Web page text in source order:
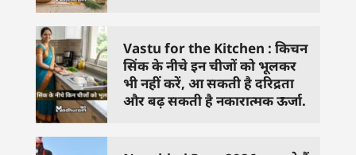
Vastu for the Kitchen : किचन
सिंक के नीचे इन चीजों को भूलकर
भी नहीं करें, आ सकती है दरिद्रता
और बढ़ सकती है नकारात्मक ऊर्जा.